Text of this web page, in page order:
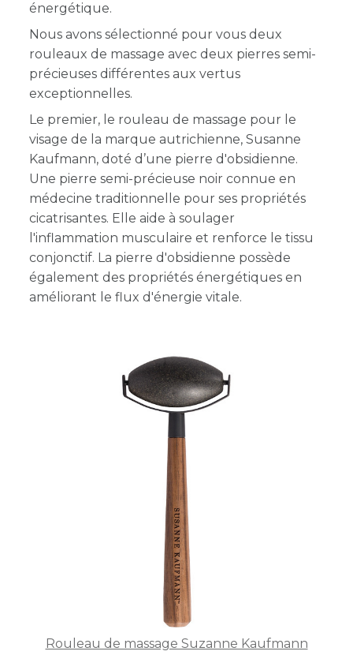
énergétique.
Nous avons sélectionné pour vous deux
rouleaux de massage avec deux pierres semi-
précieuses différentes aux vertus
exceptionnelles.
Le premier, le rouleau de massage pour le
visage de la marque autrichienne, Susanne
Kaufmann, doté d’une pierre d'obsidienne.
Une pierre semi-précieuse noir connue en
médecine traditionnelle pour ses propriétés
cicatrisantes. Elle aide à soulager
l'inflammation musculaire et renforce le tissu
conjonctif. La pierre d'obsidienne possède
également des propriétés énergétiques en
améliorant le flux d'énergie vitale.
Rouleau de massage Suzanne Kaufmann